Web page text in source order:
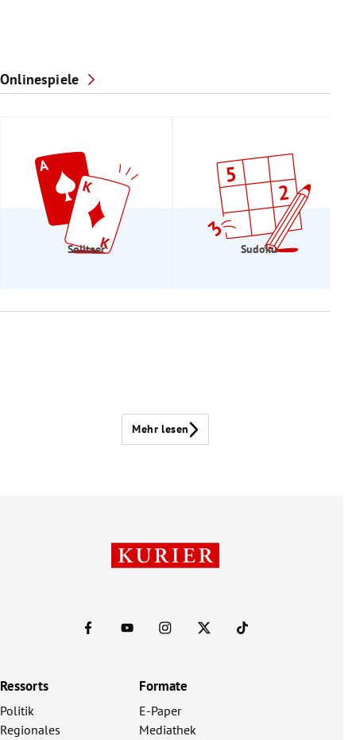
Onlinespiele
Solitaer Sudoku
Mehr lesen
Ressorts
Politik
Regionales
Formate
E-Paper
Mediathek